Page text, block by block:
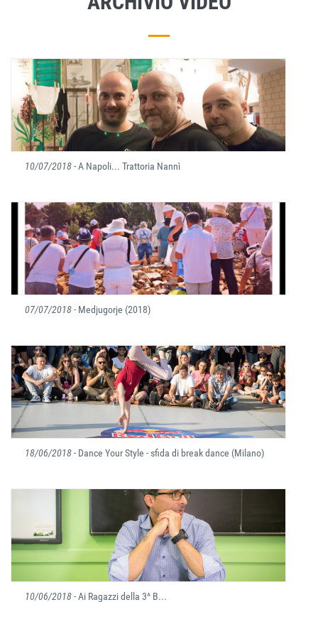
10/07/2018- A Napoli... Trattoria Nannì
07/07/2018- Medjugorje (2018)
18/06/2018- Dance Your Style - sfida di break dance (Milano)
10/06/2018- Ai Ragazzi della 3^ B...